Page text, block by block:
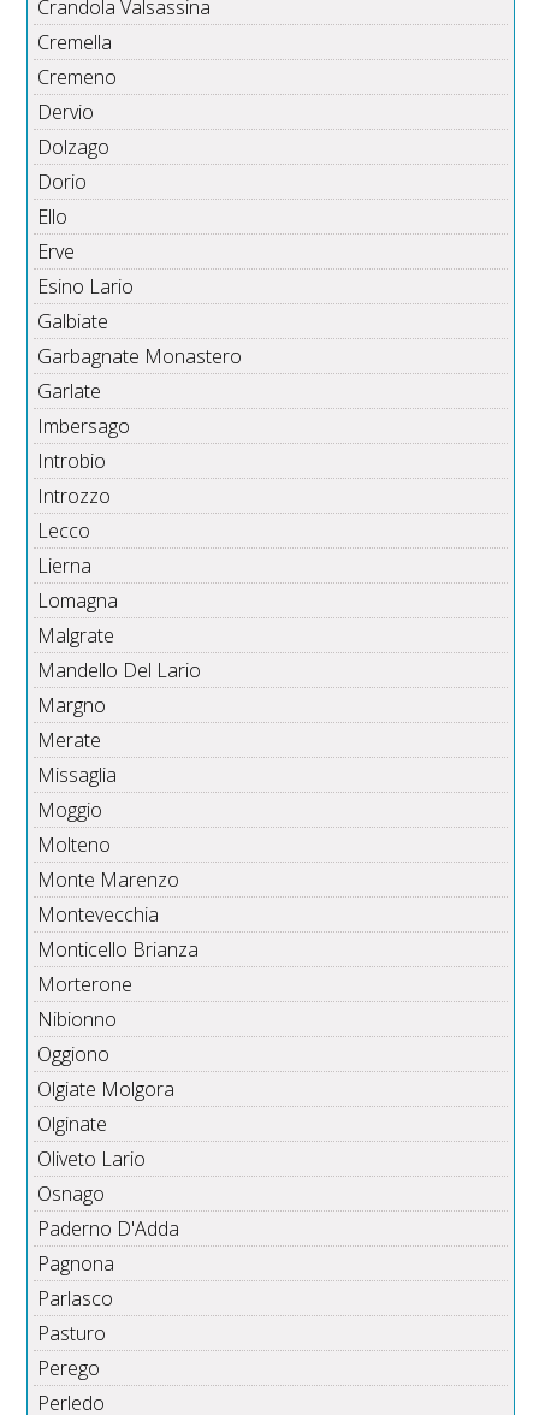
Crandola Valsassina
Cremella
Cremeno
Dervio
Dolzago
Dorio
Ello
Erve
Esino Lario
Galbiate
Garbagnate Monastero
Garlate
Imbersago
Introbio
Introzzo
Lecco
Lierna
Lomagna
Malgrate
Mandello Del Lario
Margno
Merate
Missaglia
Moggio
Molteno
Monte Marenzo
Montevecchia
Monticello Brianza
Morterone
Nibionno
Oggiono
Olgiate Molgora
Olginate
Oliveto Lario
Osnago
Paderno D'Adda
Pagnona
Parlasco
Pasturo
Perego
Perledo